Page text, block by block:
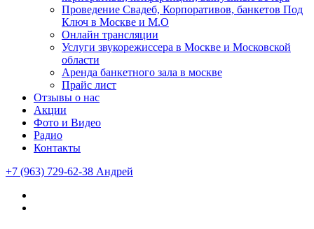
Проведение Свадеб, Корпоративов, банкетов Под
Ключ в Москве и М.О
Онлайн трансляции
Услуги звукорежиссера в Москве и Московской
области
Аренда банкетного зала в москве
Прайс лист
Отзывы о нас
Акции
Фото и Видео
Радио
Контакты
+7 (963) 729-62-38 Андрей